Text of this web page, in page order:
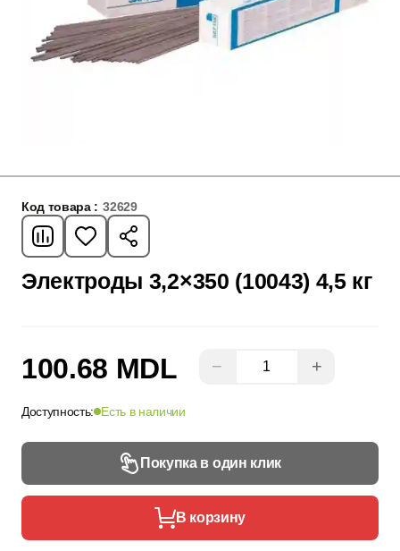
Код товара : 32629
Электроды 3,2×350 (10043) 4,5 кг
100.68 MDL − +
Доступность: Есть в наличии
Покупка в один клик
В корзину